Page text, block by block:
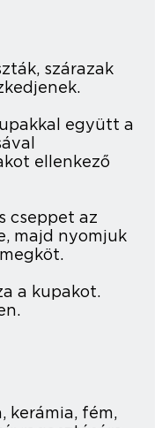
szárazak
együtt a
ellenkező
cseppet az
majd nyomjuk
a kupakot.
kerámia, fém,